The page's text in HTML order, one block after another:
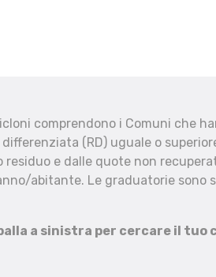
comprendono i Comuni che
(RD) uguale o
residuo e dalle quote non
abitante. Le graduatorie sono
a sinistra per cercare il tuo